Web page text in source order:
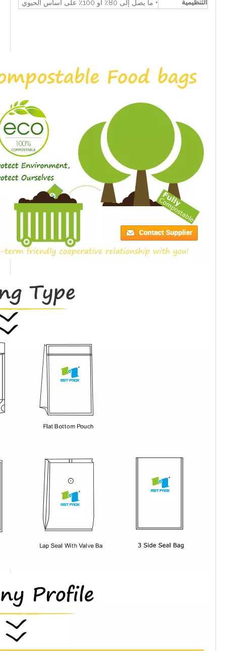
التنظيمية • ما يصل إلى 80٪ أو 100٪ على أساس الحيوي